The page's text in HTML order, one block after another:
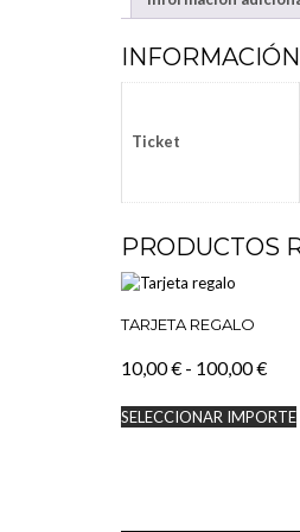
Ticket
PRODUCTOS
TARJETA REGALO
10,00€ - 100,00€
SELECCIONAR IMPORTE